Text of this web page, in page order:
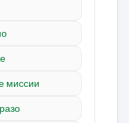
миссии